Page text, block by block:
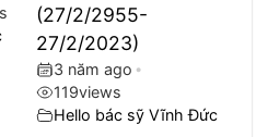
(27/2/2955-
27/2/2023)
3 năm ago •
119views
Hello bác sỹ Vĩnh Đức